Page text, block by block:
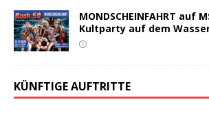
MONDSCHEINFAHRT auf
Kultparty auf dem
KÜNFTIGE AUFTRITTE